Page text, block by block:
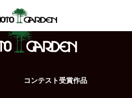
コンテスト受賞作品